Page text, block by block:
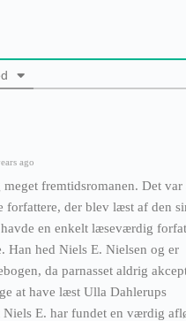
ago
fremtidsromanen. Det var
forfattere, der blev læst af den
en enkelt læseværdig
Han hed Niels E. Nielsen og er
da parnasset aldrig
at have læst Ulla Dahlerups
Niels E. har fundet en værdig